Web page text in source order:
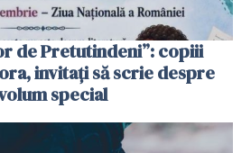
de Pretutindeni”: copiii
invitați să scrie despre
special